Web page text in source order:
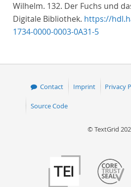
Wilhelm. 132. Der Fuchs und
Digitale Bibliothek. https://
1734-0000-0003-0A31-5
Contact Imprint Privacy
Source Code
© TextGrid